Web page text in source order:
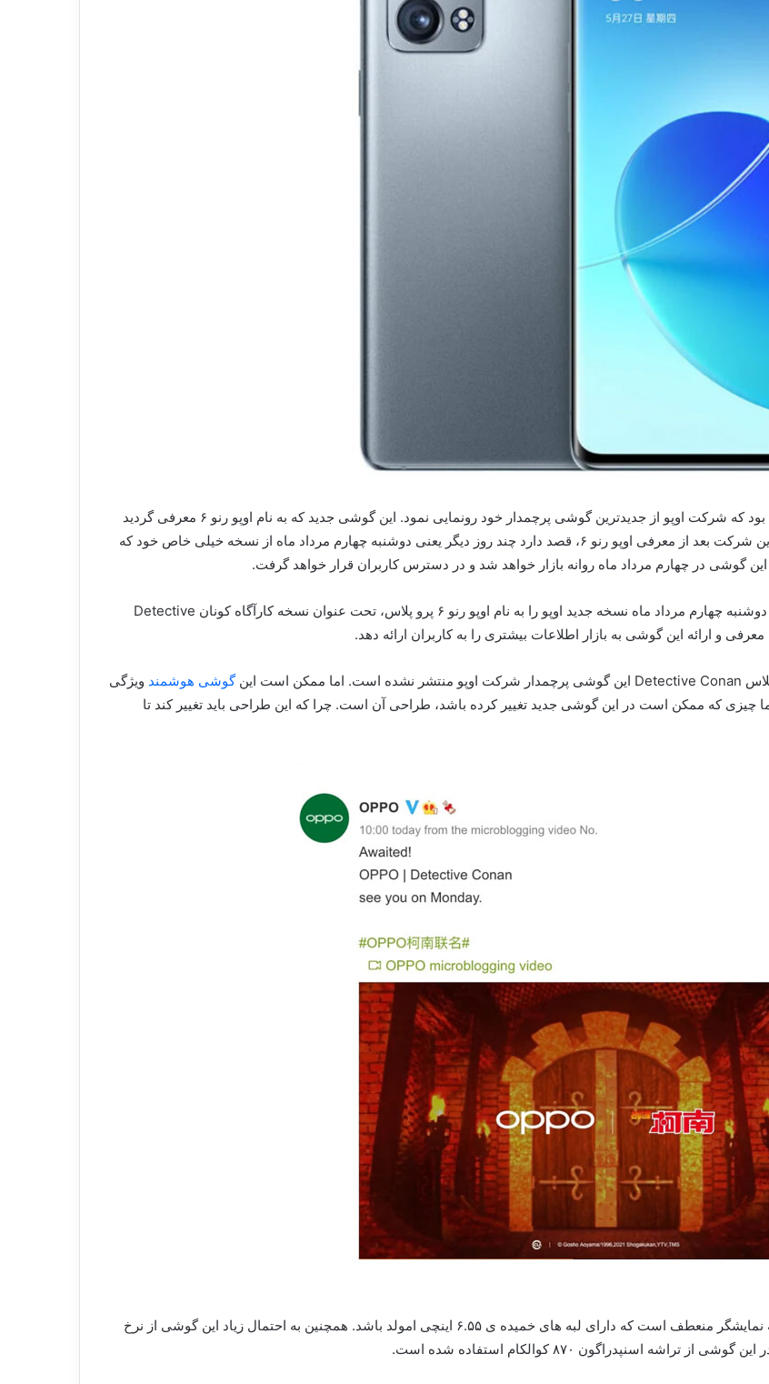
نسخه ویژه پرچمدار «اوپو رنو ۶ پرو پلاس» ،همین چند ماه پیش بود که شرکت اوپو از جدیدترین گوشی پرچمدار خود رونمایی نمود. این گوشی جدید که به نام اوپو رنو ۶ معرفی گردید
در سه نسخه یعنی پایه، پرو و پروپلاس به کاربران معرفی شد. این شرکت بعد از معرفی اوپو رنو ۶، قصد دارد چند روز دیگر یعنی دوشنبه چهارم مرداد ماه از نسخه خیلی خاص خود که
از طریق شبکه اجتماعی ویبو، شرکت اوپو بیان نمود که در روز دوشنبه چهارم مرداد ماه نسخه جدید اوپو را به نام اوپو رنو ۶ پرو پلاس، تحت عنوان نسخه کارآگاه کونان Detective
گوشی هوشمند ویژگی
۶ پرو پلاس را داشته باشد. اما چیزی که ممکن است در این گوشی جدید تغییر کرده باشد، طراحی آن است. چرا که این طراحی باید تغییر کند تا
چیزی که در طراحی جدید این گوشی انتظار می رود، یک صفحه نمایشگر منعطف است که دارای لبه های خمیده ی ۶.۵۵ اینچی امولد باشد. همچنین به احتمال زیاد این گوشی از نرخ